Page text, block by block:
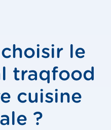
le
traqfood
cuisine
?